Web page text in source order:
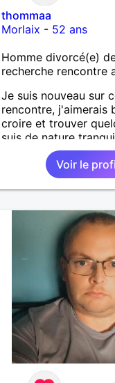
thommaa
Morlaix - 52 ans
Homme divorcé(e)
recherche rencontre
Je suis nouveau sur
rencontre, j'aimerais
croire et trouver
suis de nature
réaliste, bien la tête
épaules, je ne juge
nul n'est parfait. Au
lire !
Voir le